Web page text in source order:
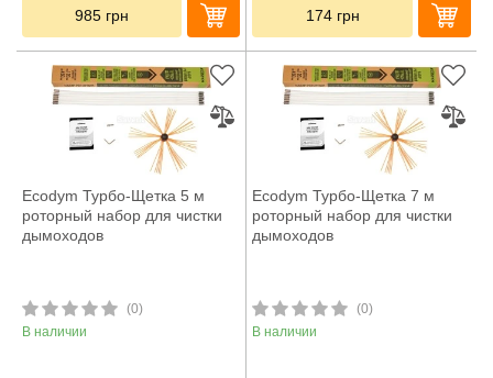
985 грн 174 грн
Ecodym Турбо-Щетка 5 м
роторный набор для чистки
дымоходов
(0)
В наличии
Ecodym Турбо-Щетка 7 м
роторный набор для чистки
дымоходов
(0)
В наличии